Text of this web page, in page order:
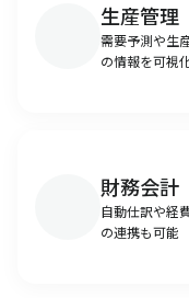
生産管理
需要予測や生
の情報を可視
財務会計
自動仕訳や経
の連携も可能